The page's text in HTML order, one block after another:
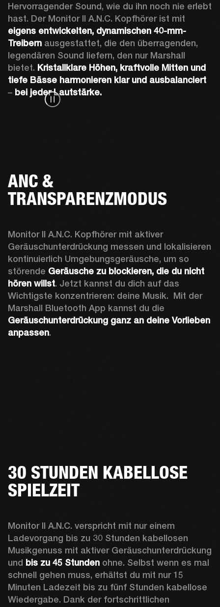
Hervorragender Sound, wie du ihn noch nie erlebt
eigens entwickelten, dynamischen 40-mm-
Treibern ausgestattet, die den überragenden,
legendären Sound liefern, den nur Marshall
bietet. Kristallklare Höhen, kraftvolle Mitten und
– bei jeder Lautstärke.
ANC &
TRANSPARENZMODUS
Monitor II A.N.C. Kopfhörer mit aktiver
Geräuschunterdrückung messen und lokalisieren
kontinuierlich Umgebungsgeräusche, um so
störende Geräusche zu blockieren, die du nicht
hören willst. Jetzt kannst du dich auf das
Wichtigste konzentrieren: deine Musik.  Mit der
Geräuschunterdrückung ganz an deine Vorlieben
anpassen.
30 STUNDEN KABELLOSE
SPIELZEIT
Monitor II A.N.C. verspricht mit nur einem
Ladevorgang bis zu 30 Stunden kabellosen
Musikgenuss mit aktiver Geräuschunterdrückung
und bis zu 45 Stunden ohne. Selbst wenn es mal
schnell gehen muss, erhältst du mit nur 15
Minuten Ladezeit bis zu fünf Stunden kabellose
Wiedergabe. Dank der fortschrittlichen